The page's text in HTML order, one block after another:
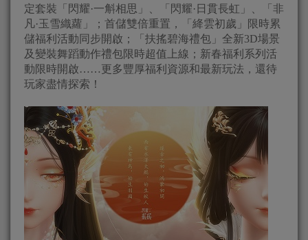
定套裝「閃耀·一斛相思」、「閃耀·日貫長虹」、「非
凡·玉雪織蘿」；首儲雙倍重置，「絳雲初歲」限時累
儲福利活動同步開啟；「扶搖碧海禮包」全新3D場景
及變裝舞蹈動作禮包限時超值上線；新春福利系列活
動限時開啟……更多豐厚福利資源和最新玩法，還待
玩家盡情探索！